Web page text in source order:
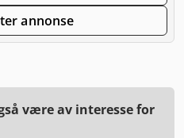
annonse
være av interesse for